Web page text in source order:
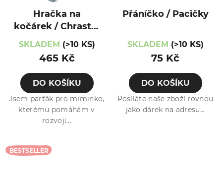
Hračka na
kočárek / Chrastík
/ Kočička
SKLADEM (>10 KS)
465 Kč
DO KOŠÍKU
Jsem parťák pro miminko,
kterému pomáhám v
rozvoji...
Přáníčko / Pacičky
SKLADEM (>10 KS)
75 Kč
DO KOŠÍKU
Posíláte naše zboží rovnou
jako dárek na adresu...
BESTSELLER